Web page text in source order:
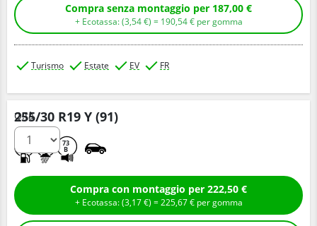
Compra senza montaggio per 187,00 €
+ Ecotassa: (3,54€ ) = 190,54€ per gomma
Turismo Estate EV FR
255/30 R19 Y (91)
73
B
Q.tà
Compra con montaggio per 222,50 €
+ Ecotassa: (3,17€ ) =225,67€ per gomma